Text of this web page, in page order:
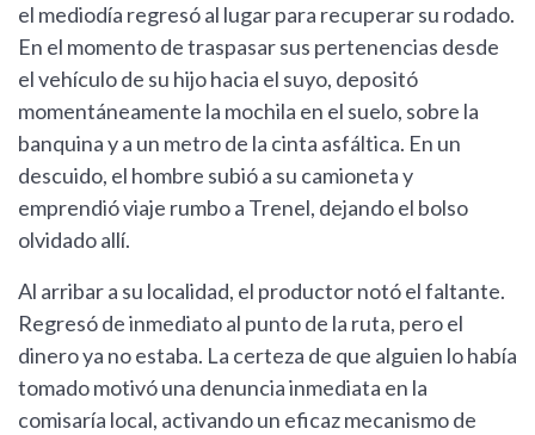
el mediodía regresó al lugar para recuperar su rodado.
En el momento de traspasar sus pertenencias desde
el vehículo de su hijo hacia el suyo, depositó
momentáneamente la mochila en el suelo, sobre la
banquina y a un metro de la cinta asfáltica. En un
descuido, el hombre subió a su camioneta y
emprendió viaje rumbo a Trenel, dejando el bolso
olvidado allí.
Al arribar a su localidad, el productor notó el faltante.
Regresó de inmediato al punto de la ruta, pero el
dinero ya no estaba. La certeza de que alguien lo había
tomado motivó una denuncia inmediata en la
comisaría local, activando un eficaz mecanismo de